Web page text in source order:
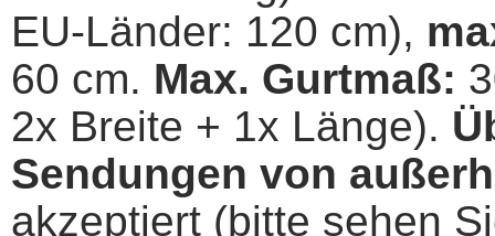
EU-Länder: 120 cm),
60 cm. Max. Gurtmaß:
2x Breite + 1x Länge).
Sendungen von
akzeptiert (bitte sehen